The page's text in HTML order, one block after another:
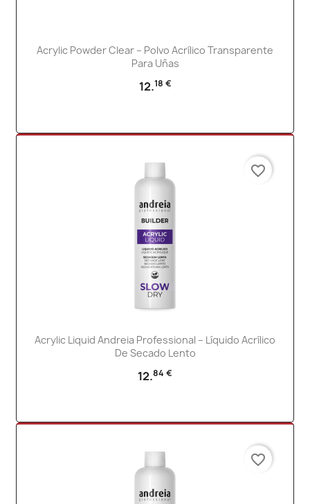
Acrylic Powder Clear – Polvo Acrílico Transparente
Para Uñas
12.18 €
Acrylic Liquid Andreia Professional – Líquido Acrílico
De Secado Lento
12.84 €
favorite_border
favorite_border